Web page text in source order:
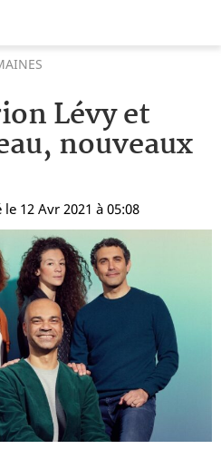
Lévy et
nouveaux
le 12 Avr 2021 à 05:08